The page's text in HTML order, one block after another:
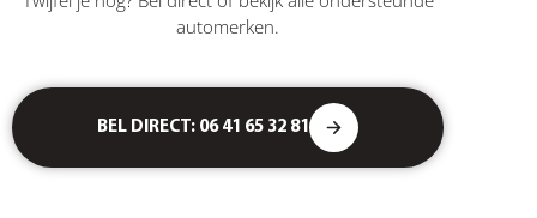
automerken.
BEL DIRECT: 06 41 65 32 81